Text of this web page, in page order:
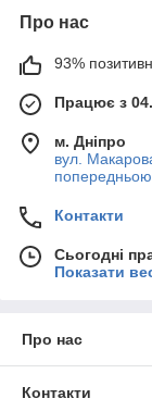
Про нас
93%
Працює з
м. Дніпро
вул.
попередньою
Контакти
Сьогодні
Показати
Про нас
Контакти